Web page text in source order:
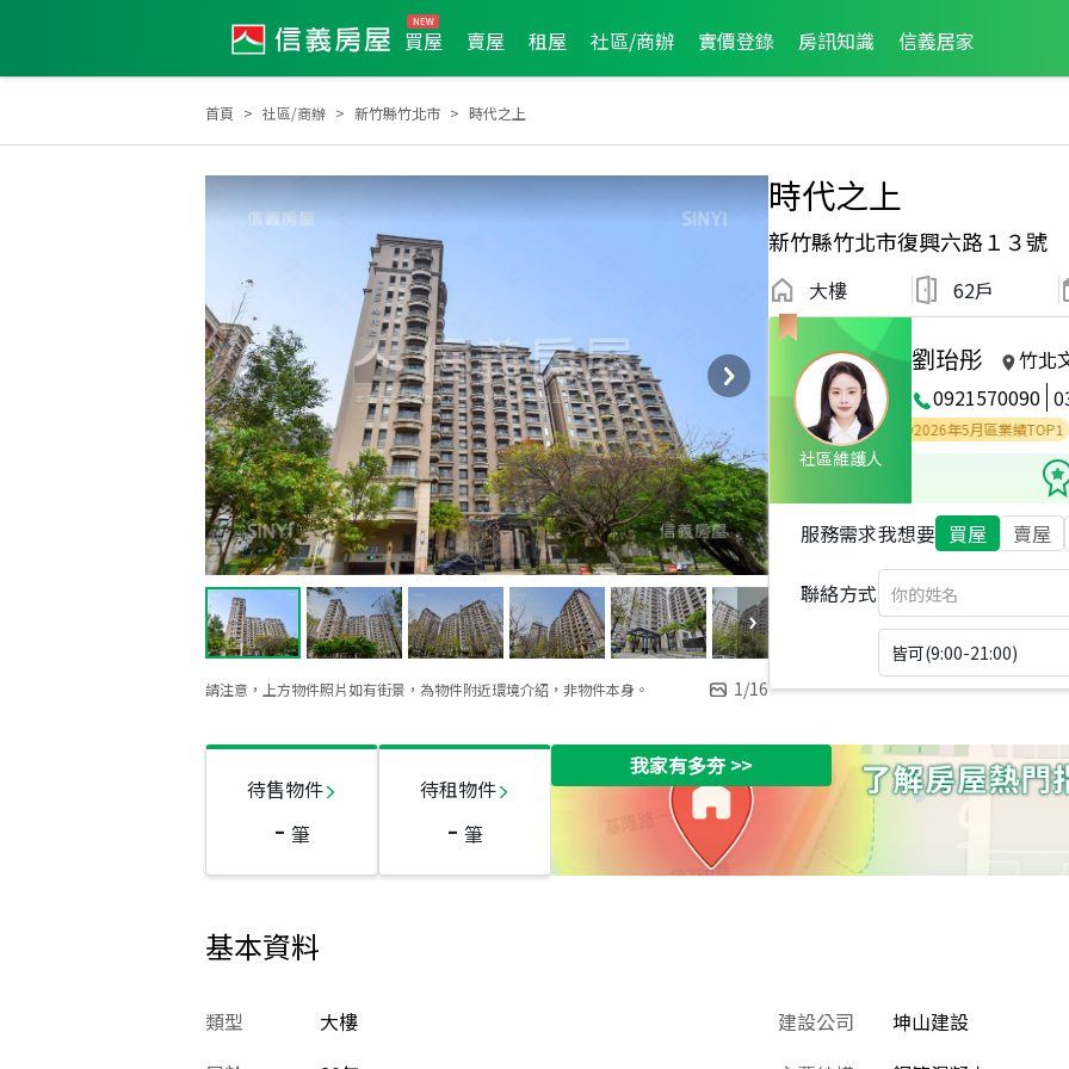
買屋 賣屋 租屋 社區/商辦 實價登錄 房訊知識 信義居家
首頁 社區/商辦 新竹縣竹北市 時代之上
請注意，上方物件照片如有街景，為物件附近環境介紹，非物件本身。 1/16
時代之上
新竹縣竹北市復興六路１３號
大樓 62戶
社區維護人
劉珆彤
竹北
0921570090
2026年5月區業績TOP1
服務需求我想要 買屋 賣屋
聯絡方式
皆可(9:00-21:00)
待售物件
- 筆
待租物件
- 筆
我家有多夯>>
基本資料
類型
大樓
建設公司
坤山建設